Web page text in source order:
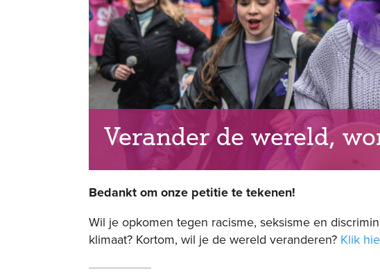
Verander de wereld,
Bedankt om onze petitie te tekenen!
Wil je opkomen tegen racisme, seksisme en
klimaat? Kortom, wil je de wereld veranderen? Klik